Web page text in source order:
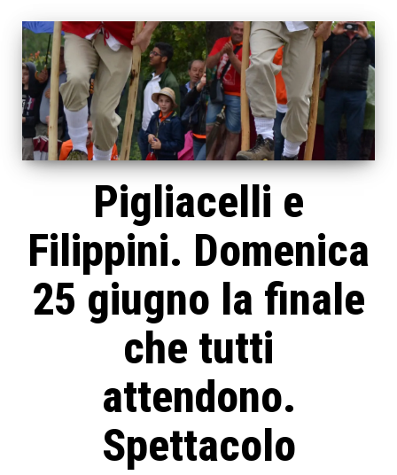
Pigliacelli e
Filippini. Domenica
25 giugno la finale
che tutti
attendono.
Spettacolo